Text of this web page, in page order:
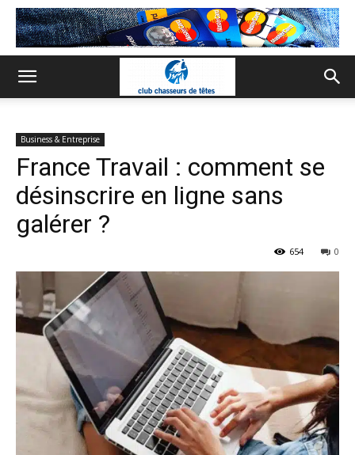
Business & Entreprise
France Travail : comment se
désinscrire en ligne sans
galérer ?
0
654